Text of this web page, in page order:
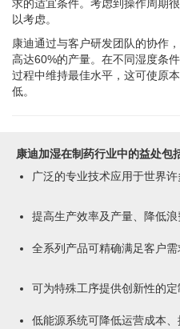
求的适宜条件。考虑到操作周期
以考虑。
康迪通过与客户研发团队的协作
高达60%的产量。在不同湿度条
过程中维持最佳水平，这可使原
低。
康迪加湿在制药行业中的益处包
广泛的专业技术应用于世界
提高生产效率及产量、降低浪
全系列产品可精确满足客户需
可为特殊工序提供创新性的定
低能源系统可降低运营成本、